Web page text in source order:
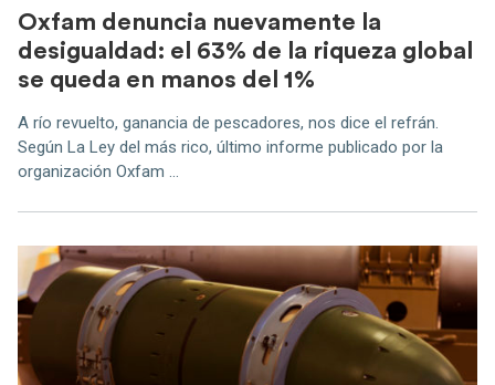
Oxfam denuncia nuevamente la
desigualdad: el 63% de la riqueza global
se queda en manos del 1%
A río revuelto, ganancia de pescadores, nos dice el refrán.
Según La Ley del más rico, último informe publicado por la
organización Oxfam ...